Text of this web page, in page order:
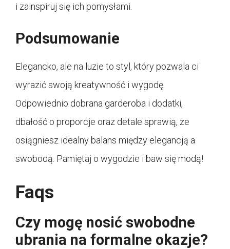
i zainspiruj się ich pomysłami.
Podsumowanie
Elegancko, ale na luzie to styl, który pozwala ci
wyrazić swoją kreatywność i wygodę.
Odpowiednio dobrana garderoba i dodatki,
dbałość o proporcje oraz detale sprawią, że
osiągniesz idealny balans między elegancją a
swobodą. Pamiętaj o wygodzie i baw się modą!
Faqs
Czy mogę nosić swobodne
ubrania na formalne okazje?